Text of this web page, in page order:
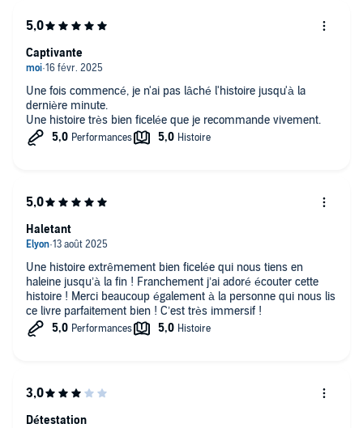
Une fois commencé, je n'ai pas lâché l'histoire jusqu'à la
dernière minute.
Une histoire très bien ficelée que je recommande vivement.
Captivante
Une histoire extrêmement bien ficelée qui nous tiens en
haleine jusqu’à la fin ! Franchement j’ai adoré écouter cette
histoire ! Merci beaucoup également à la personne qui nous lis
ce livre parfaitement bien ! C’est très immersif !
Haletant
Détestation